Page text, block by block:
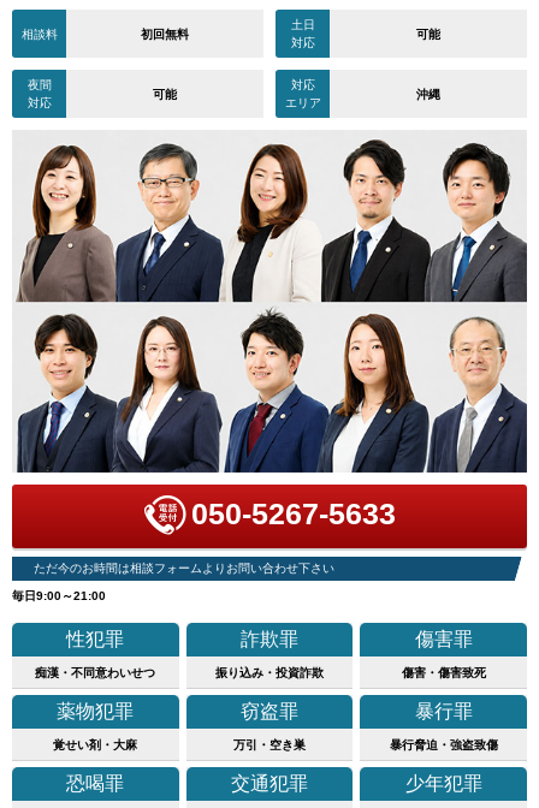
相談料 初回無料
土日
対応
可能
夜間
対応
可能
対応
エリア
沖縄
050-5267-5633
ただ今のお時間は相談フォームよりお問い合わせ下さい
毎日9:00～21:00
性犯罪
痴漢・不同意わいせつ
詐欺罪
振り込み・投資詐欺
傷害罪
傷害・傷害致死
薬物犯罪
覚せい剤・大麻
窃盗罪
万引・空き巣
暴行罪
暴行脅迫・強盗致傷
恐喝罪 交通犯罪 少年犯罪